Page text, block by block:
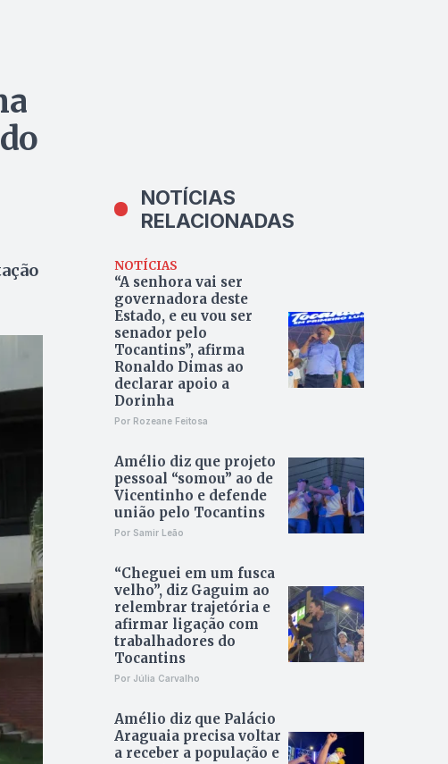
NOTÍCIAS
RELACIONADAS
NOTÍCIAS
“A senhora vai ser
governadora deste
Estado, e eu vou ser
senador pelo
Tocantins”, afirma
Ronaldo Dimas ao
declarar apoio a
Dorinha
Por Rozeane Feitosa
Amélio diz que projeto
pessoal “somou” ao de
Vicentinho e defende
união pelo Tocantins
Por Samir Leão
“Cheguei em um fusca
velho”, diz Gaguim ao
relembrar trajetória e
afirmar ligação com
trabalhadores do
Tocantins
Por Júlia Carvalho
Amélio diz que Palácio
Araguaia precisa voltar
a receber a população e